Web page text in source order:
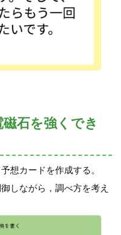
磁石を強くでき
想カードを作成する。
しながら，調べ方を考え